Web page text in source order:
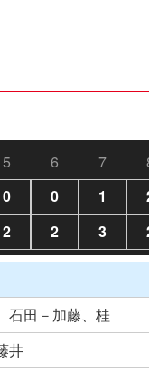
5 6 7
0 0 1
2 2 3
石田－加藤、桂
井